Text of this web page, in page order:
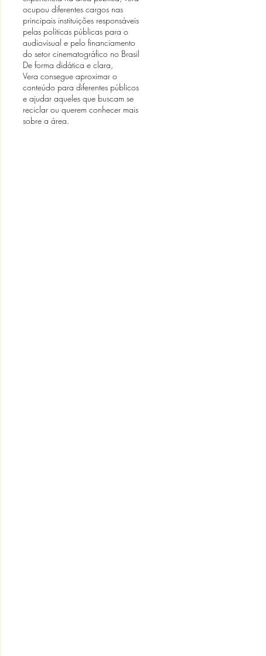
ocupou diferentes cargos nas
principais instituições responsáveis
pelas políticas públicas para o
audiovisual e pelo financiamento
do setor cinematográfico no Brasil
De forma didática e clara,
Vera consegue aproximar o
conteúdo para diferentes públicos
e ajudar aqueles que buscam se
reciclar ou querem conhecer mais
sobre a área.